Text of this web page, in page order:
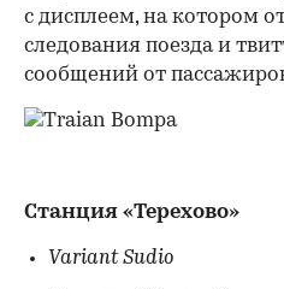
с дисплеем, на котором
следования поезда и
сообщений от
Станция «Терехово»
Variant Sudio